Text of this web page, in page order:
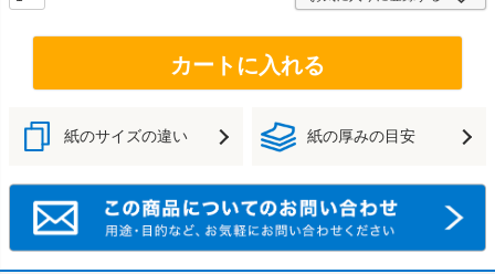
カートに入れる
紙のサイズの違い 紙の厚みの目安